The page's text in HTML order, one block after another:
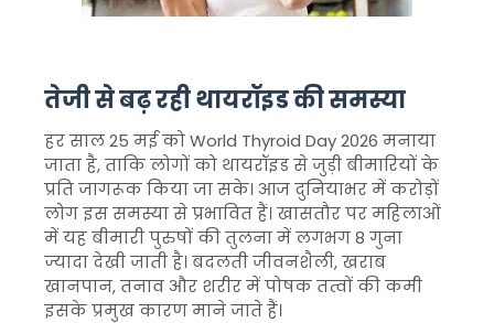
तेजी से बढ़ रही थायरॉइड की समस्या
हर साल 25 मई कोWorld Thyroid Day 2026 मनाया
जाता है, ताकि लोगों को थायरॉइड से जुड़ी बीमारियों के
प्रति जागरूक किया जा सके। आज दुनियाभर में करोड़ों
लोग इस समस्या से प्रभावित हैं। खासतौर पर महिलाओं
में यह बीमारी पुरुषों की तुलना में लगभग 8 गुना
ज्यादा देखी जाती है। बदलती जीवनशैली, खराब
खानपान, तनाव और शरीर में पोषक तत्वों की कमी
इसके प्रमुख कारण माने जाते हैं।